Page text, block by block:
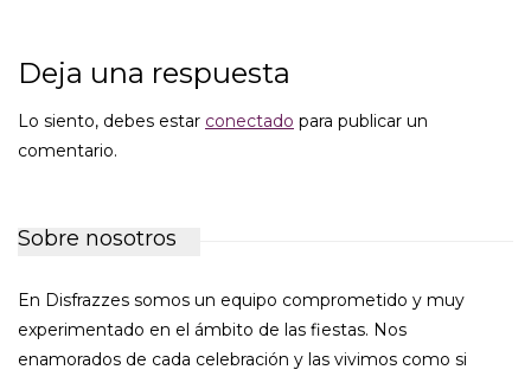
Deja una respuesta
Lo siento, debes estar conectado para publicar un
comentario.
Sobre nosotros
En Disfrazzes somos un equipo comprometido y muy
experimentado en el ámbito de las fiestas. Nos
enamorados de cada celebración y las vivimos como si